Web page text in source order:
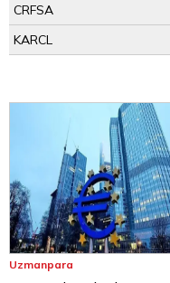
CRFSA
KARCL
Uzmanpara